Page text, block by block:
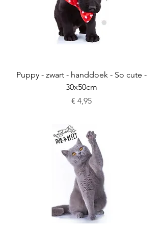
Puppy - zwart - handdoek - So cute -
30x50cm
Prijs
€ 4,95